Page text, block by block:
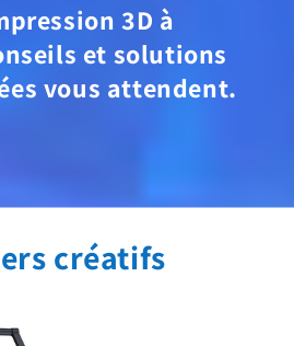
3D à
et solutions
vous attendent.
créatifs